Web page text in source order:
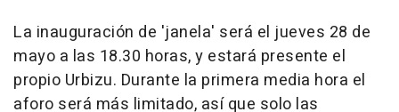
La inauguración de 'janela' será el jueves 28 de
mayo a las 18.30 horas, y estará presente el
propio Urbizu. Durante la primera media hora el
aforo será más limitado, así que solo las